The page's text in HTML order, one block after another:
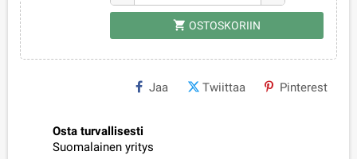
shopping_cart OSTOSKORIIN
Jaa Twiittaa Pinterest
Osta turvallisesti
Suomalainen yritys